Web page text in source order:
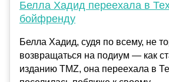
Белла Хадид переехала в
бойфренду
Белла Хадид, судя по всему, не
возвращаться на подиум — как
изданию TMZ, она переехала в